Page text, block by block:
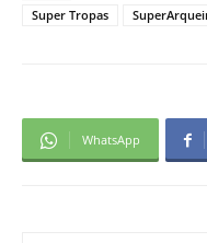
Super Tropas
WhatsApp